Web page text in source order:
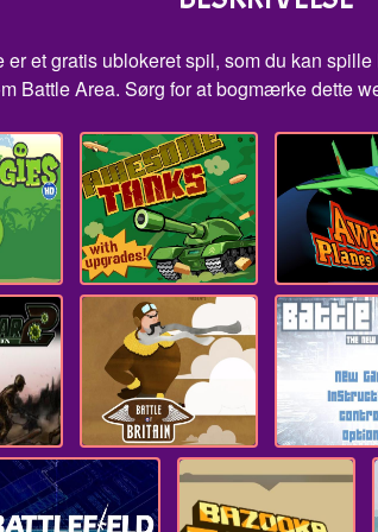
et gratis ublokeret spil, som du kan
Battle Area. Sørg for at bogmærke dette